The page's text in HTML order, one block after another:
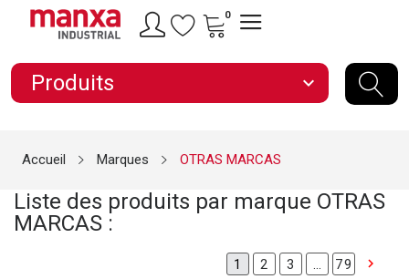
0
Produits expand_more
Accueil Marques OTRAS MARCAS
Liste des produits par marque OTRAS
MARCAS :
1 2 3 … 79 